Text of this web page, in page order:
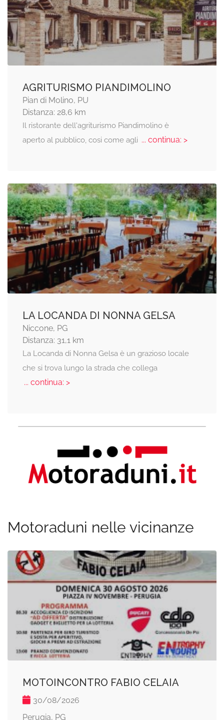
AGRITURISMO PIANDIMOLINO
Pian di Molino, PU
Distanza: 28,6 km
Il ristorante dell'agriturismo Piandimolino è
aperto al pubblico, cosi come agli ... continua: >
LA LOCANDA DI NONNA GELSA
Niccone, PG
Distanza: 31,1 km
La Locanda di Nonna Gelsa è un grazioso locale
che si trova lungo la strada che collega
... continua: >
Motoraduni nelle vicinanze
MOTOINCONTRO FABIO CELAIA
30/08/2026
Perugia, PG